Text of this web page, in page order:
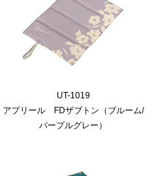
UT-1019
アプリール FDザブトン（ブルーム/
パープルグレー）